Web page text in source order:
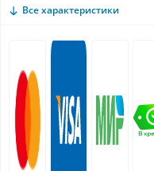
Все характеристики